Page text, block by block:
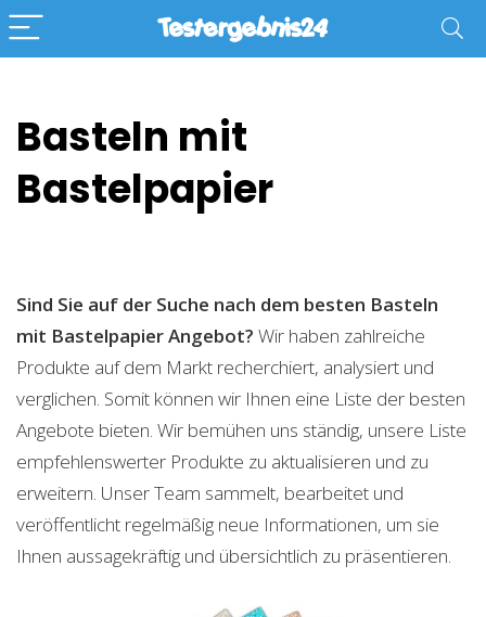
Basteln mit
Bastelpapier
Sind Sie auf der Suche nach dem besten Basteln
mit BastelpapierAngebot? Wir haben zahlreiche
Produkte auf dem Markt recherchiert, analysiert und
verglichen. Somit können wir Ihnen eine Liste der besten
Angebote bieten. Wir bemühen uns ständig, unsere Liste
empfehlenswerter Produkte zu aktualisieren und zu
erweitern. Unser Team sammelt, bearbeitet und
veröffentlicht regelmäßig neue Informationen, um sie
Ihnen aussagekräftig und übersichtlich zu präsentieren.